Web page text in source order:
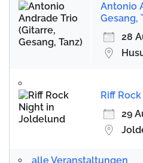
Antonio
Gesang,
28
Riff
29
alle Veranstaltungen